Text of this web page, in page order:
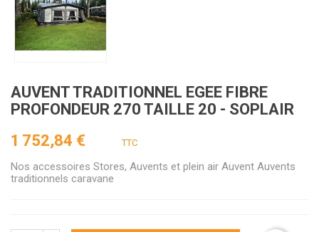
AUVENT TRADITIONNEL EGEE FIBRE
PROFONDEUR 270 TAILLE 20 - SOPLAIR
1 752,84 €
TTC
Nos accessoires Stores, Auvents et plein air Auvent Auvents
traditionnels caravane